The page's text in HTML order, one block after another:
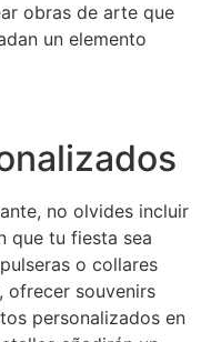
obras de arte que
un elemento
no olvides incluir
que tu fiesta sea
o collares
ofrecer souvenirs
personalizados en